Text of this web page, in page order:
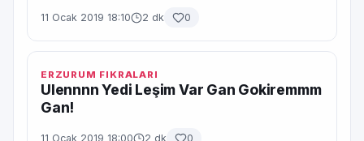
11 Ocak 2019 18:10 2 dk 0
ERZURUM FIKRALARI
Ulennnn Yedi Leşim Var Gan Gokiremmm
Gan!
11 Ocak 2019 18:00 2 dk 0